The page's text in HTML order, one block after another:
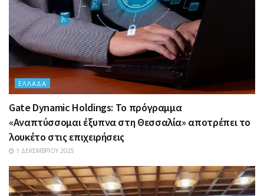
ΕΛΛΆΔΑ
Gate Dynamic Holdings: Το πρόγραμμα
«Αναπτύσσομαι έξυπνα στη Θεσσαλία» αποτρέπει το
λουκέτο στις επιχειρήσεις
1 ΔΕΚΕΜΒΡΊΟΥ 2025